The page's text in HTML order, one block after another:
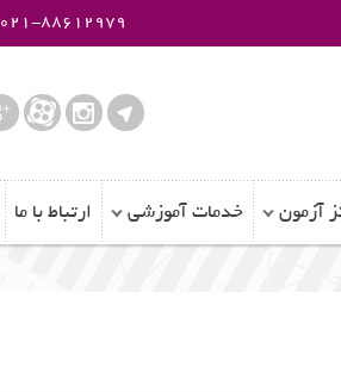
021-88612979
آزمون خدمات آموزشی ارتباط با ما